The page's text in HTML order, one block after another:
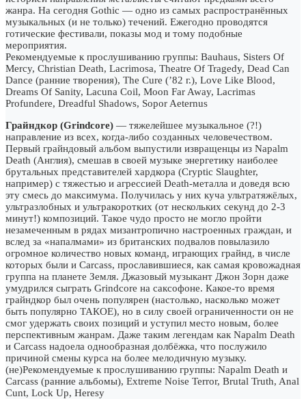
жанра. На сегодня Gothic — одно из самых распространённых
музыкальных (и не только) течений. Ежегодно проводятся
готические фестивали, показы мод и тому подобные
мероприятия.
Рекомендуемые к прослушиванию группы: Bauhaus, Sisters Of
Mercy, Christian Death, Lacrimosa, Theatre Of Tragedy, Dead Can
Dance (ранние творения), The Cure (’82 г.), Love Like Blood,
Dreams Of Sanity, Lacuna Coil, Moon Far Away, Lacrimas
Profundere, Dreadful Shadows, Sopor Aeternus
Грайндкор (Grindcore) — тяжелейшее музыкальное (?!)
направление из всех, когда-либо созданных человечеством.
Первый грайндовый альбом выпустили извращенцы из Napalm
Death (Англия), смешав в своей музыке энергетику наиболее
брутальных представителей хардкора (Cryptic Slaughter,
например) с тяжестью и агрессией Death-металла и доведя всю
эту смесь до максимума. Получилась у них куча ультратяжёлых,
ультразлобных и ультракоротких (от нескольких секунд до 2-3
минут!) композиций. Такое чудо просто не могло пройти
незамеченным в рядах мизантропично настроенных граждан, и
вслед за «напалмами» из британских подвалов повылазило
огромное количество новых команд, играющих грайнд, в числе
которых были и Carcass, прославившиеся, как самая кровожадная
группа на планете Земля. Джазовый музыкант Джон Зорн даже
умудрился сыграть Grindcore на саксофоне. Какое-то время
грайндкор был очень популярен (настолько, насколько может
быть популярно ТАКОЕ), но в силу своей ограниченности он не
смог удержать своих позиций и уступил место новым, более
перспективным жанрам. Даже таким легендам как Napalm Death
и Carcass надоела однообразная долбёжка, что послужило
причиной смены курса на более мелодичную музыку.
(не)Рекомендуемые к прослушиванию группы: Napalm Death и
Carcass (ранние альбомы), Extreme Noise Terror, Brutal Truth, Anal
Cunt, Lock Up, Heresy